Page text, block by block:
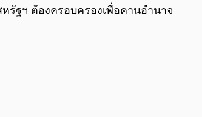
รัฐฯ ต้องครอบครองเพื่อคานอำนาจ